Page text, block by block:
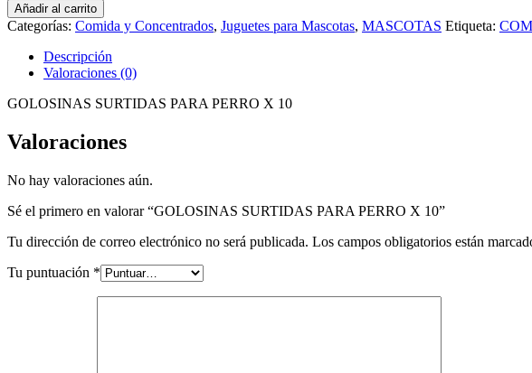
Añadir al carrito
Categorías: Comida y Concentrados, Juguetes para Mascotas, MASCOTAS Etiqueta:
Descripción
Valoraciones (0)
GOLOSINAS SURTIDAS PARA PERRO X 10
Valoraciones
No hay valoraciones aún.
Sé el primero en valorar “GOLOSINAS SURTIDAS PARA PERRO X 10”
Tu dirección de correo electrónico no será publicada. Los campos obligatorios están
Tu puntuación *